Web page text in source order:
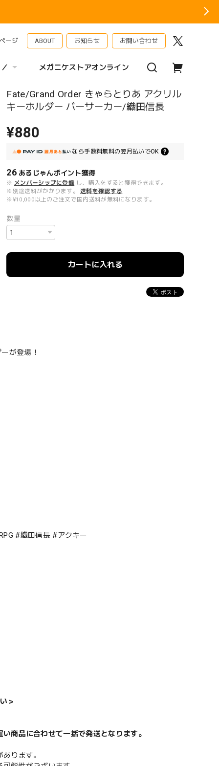
ージ ABOUT お知らせ お問い合わせ
メガニケストアオンライン
Fate/Grand Order きゃらとりあ アクリル
キーホルダー バーサーカー/織田信長
¥880
なら手数料無料の 翌月払いでOK
26 あるじゃんポイント獲得
※ メンバーシップに登録 し、購入をすると獲得できます。
※別途送料がかかります。
送料を確認する
※¥10,000以上のご注文で国内送料が無料になります。
数量
カートに入れる
が登場！
#織田信長 #アクキー
＞
商品に合わせて一括で発送となります。
ります。